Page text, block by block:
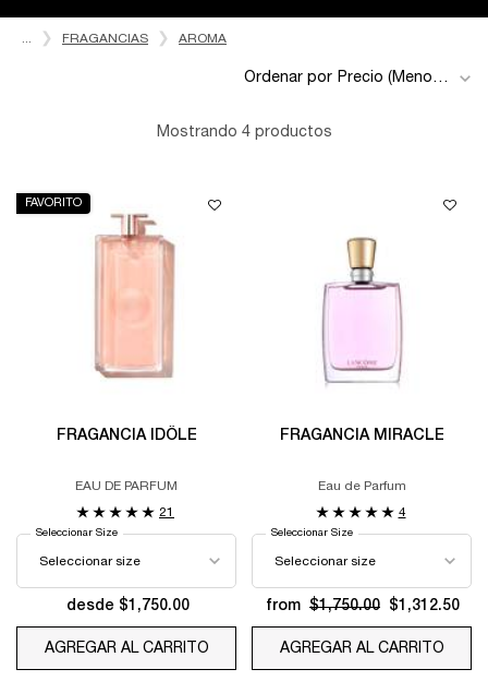
FRAGANCIAS AROMA
Ordenar por
Mostrando 4 productos
FAVORITO
FRAGANCIA IDÔLE
EAU DE PARFUM
21
Seleccionar Size
desde $1,750.00
AGREGAR AL CARRITO FRAGANCIA IDÔLE
FRAGANCIA MIRACLE
Eau de Parfum
4
Seleccionar Size
from $1,750.00 $1,312.50
AGREGAR AL CARRITO